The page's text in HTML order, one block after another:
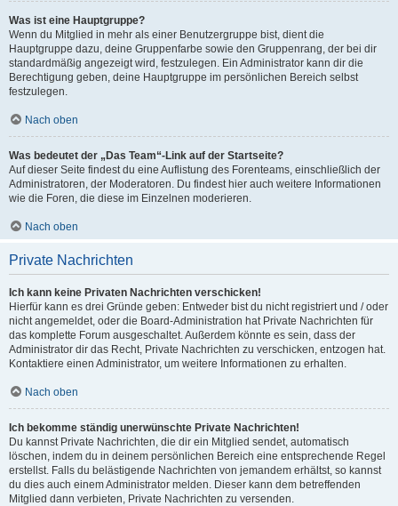
Was ist eine Hauptgruppe?
Wenn du Mitglied in mehr als einer Benutzergruppe bist, dient die
Hauptgruppe dazu, deine Gruppenfarbe sowie den Gruppenrang, der bei dir
standardmäßig angezeigt wird, festzulegen. Ein Administrator kann dir die
Berechtigung geben, deine Hauptgruppe im persönlichen Bereich selbst
festzulegen.
Nach oben
Was bedeutet der „Das Team“-Link auf der Startseite?
Auf dieser Seite findest du eine Auflistung des Forenteams, einschließlich der
Administratoren, der Moderatoren. Du findest hier auch weitere Informationen
wie die Foren, die diese im Einzelnen moderieren.
Nach oben
Private Nachrichten
Ich kann keine Privaten Nachrichten verschicken!
Hierfür kann es drei Gründe geben: Entweder bist du nicht registriert und / oder
nicht angemeldet, oder die Board-Administration hat Private Nachrichten für
das komplette Forum ausgeschaltet. Außerdem könnte es sein, dass der
Administrator dir das Recht, Private Nachrichten zu verschicken, entzogen hat.
Kontaktiere einen Administrator, um weitere Informationen zu erhalten.
Nach oben
Ich bekomme ständig unerwünschte Private Nachrichten!
Du kannst Private Nachrichten, die dir ein Mitglied sendet, automatisch
löschen, indem du in deinem persönlichen Bereich eine entsprechende Regel
erstellst. Falls du belästigende Nachrichten von jemandem erhältst, so kannst
du dies auch einem Administrator melden. Dieser kann dem betreffenden
Mitglied dann verbieten, Private Nachrichten zu versenden.